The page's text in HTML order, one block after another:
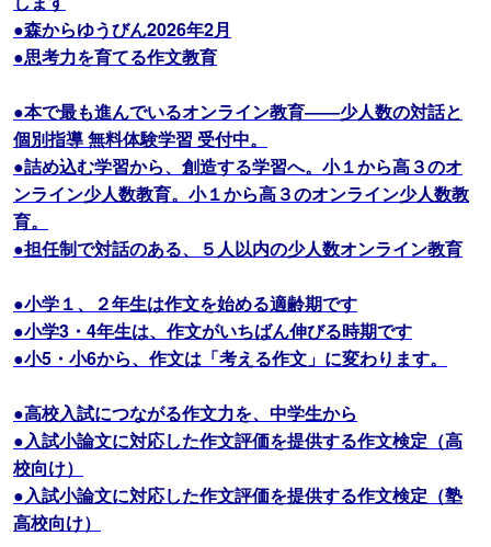
●森からゆうびん2026年2月
●思考力を育てる作文教育
●本で最も進んでいるオンライン教育――少人数の対話と
個別指導 無料体験学習 受付中。
●詰め込む学習から、創造する学習へ。小１から高３のオ
ンライン少人数教育。小１から高３のオンライン少人数教
育。
●担任制で対話のある、５人以内の少人数オンライン教育
●小学１、２年生は作文を始める適齢期です
●小学3・4年生は、作文がいちばん伸びる時期です
●小5・小6から、作文は「考える作文」に変わります。
●高校入試につながる作文力を、中学生から
●入試小論文に対応した作文評価を提供する作文検定（高
校向け）
●入試小論文に対応した作文評価を提供する作文検定（塾
高校向け）